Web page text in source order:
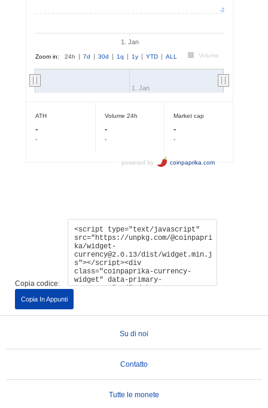
Copia codice:
Copia In Appunti
Su di noi
Contatto
Tutte le monete